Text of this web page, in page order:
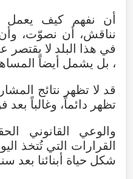
أن
نفهم كيف يعمل
نناقش، أن نصوّت،
في هذا البلد لا يقتصر
، بل يشمل أيضاً
قد لا تظهر نتائج
تظهر دائماً، وغالباً بعد
والوعي
القانوني
القرارات التي تُتخذ
شكل حياة أبنائنا بعد